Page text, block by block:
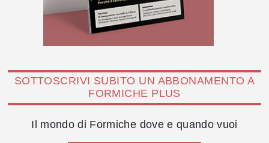
SOTTOSCRIVI SUBITO UN ABBONAMENTO A
FORMICHE PLUS
Il mondo di Formiche dove e quando vuoi